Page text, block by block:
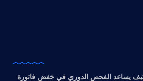
يساعد الفحص الدوري في خفض فاتورة